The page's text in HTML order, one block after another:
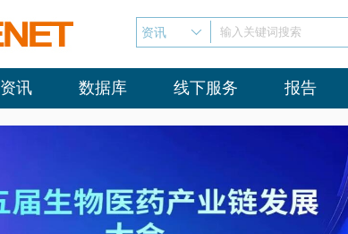
资讯 输入关键词搜索
资讯 数据库 线下服务 报告